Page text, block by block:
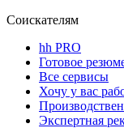
Соискателям
hh PRO
Готовое
Все сервисы
Хочу у вас
Экспертная